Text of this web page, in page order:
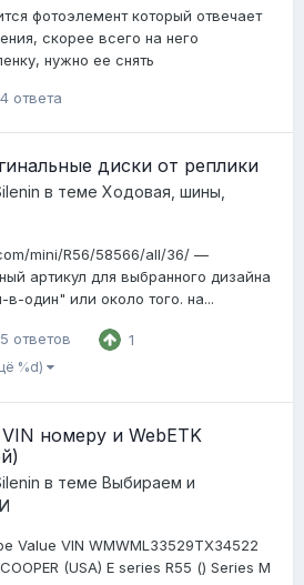
фотоэлемент который отвечает
скорее всего на него
нужно ее снять
4 ответа
диски от реплики
в теме Ходовая, шины,
mini/R56/58566/all/36/ —
артикул для выбранного дизайна
один" или около того. на...
5 ответов 1
%d)
номеру и WebETK
в теме Выбираем и
Value VIN WMWML33529TX34522
(USA) E series R55 () Series M